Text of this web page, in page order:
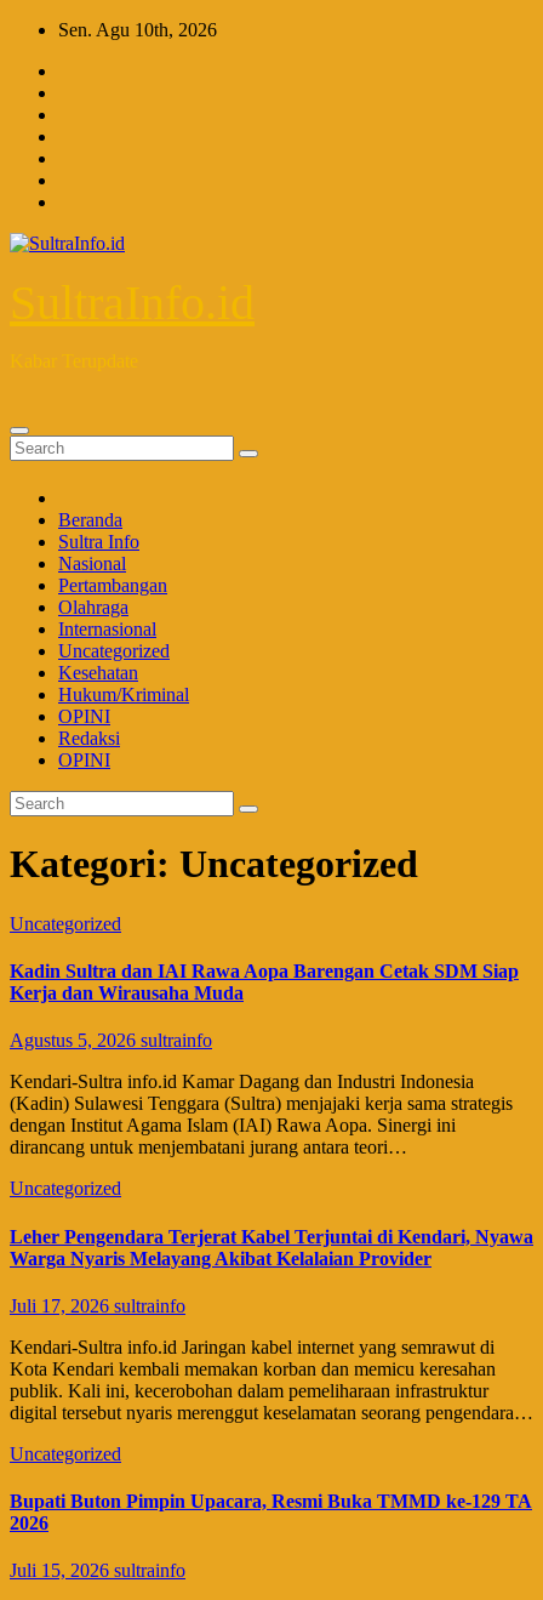
Skip
content
Sen. Agu 10th, 2026
SultraInfo.id
Kabar Terupdate
Beranda
Sultra Info
Nasional
Pertambangan
Olahraga
Internasional
Uncategorized
Kesehatan
Hukum/Kriminal
OPINI
Redaksi
OPINI
Kategori: Uncategorized
Uncategorized
Kadin Sultra dan IAI Rawa Aopa Barengan Cetak SDM Siap
Kerja dan Wirausaha Muda
Agustus 5, 2026 sultrainfo
​Kendari-Sultra info.id Kamar Dagang dan Industri Indonesia
(Kadin) Sulawesi Tenggara (Sultra) menjajaki kerja sama strategis
dengan Institut Agama Islam (IAI) Rawa Aopa. Sinergi ini
dirancang untuk menjembatani jurang antara teori…
Uncategorized
Leher Pengendara Terjerat Kabel Terjuntai di Kendari, Nyawa
Warga Nyaris Melayang Akibat Kelalaian Provider
Juli 17, 2026 sultrainfo
​Kendari-Sultra info.id Jaringan kabel internet yang semrawut di
Kota Kendari kembali memakan korban dan memicu keresahan
publik. Kali ini, kecerobohan dalam pemeliharaan infrastruktur
digital tersebut nyaris merenggut keselamatan seorang pengendara…
Uncategorized
Bupati Buton Pimpin Upacara, Resmi Buka TMMD ke-129 TA
2026
Juli 15, 2026 sultrainfo